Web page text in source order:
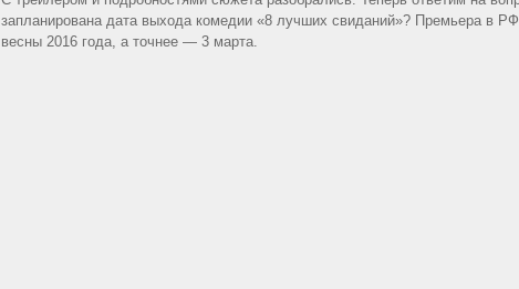
запланирована дата выхода комедии «8 лучших свиданий»? Премьера в
весны 2016 года, а точнее — 3 марта.